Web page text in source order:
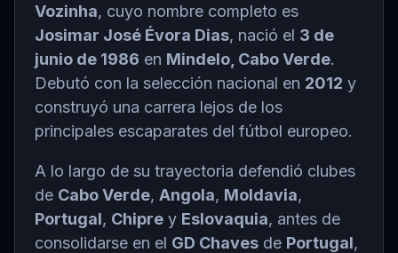
Vozinha, cuyo nombre completo es
Josimar José Évora Dias, nació el 3 de
junio de 1986 en Mindelo, Cabo Verde.
Debutó con la selección nacional en 2012 y
construyó una carrera lejos de los
principales escaparates del fútbol europeo.
A lo largo de su trayectoria defendió clubes
de Cabo Verde, Angola, Moldavia,
Portugal, Chipre y Eslovaquia, antes de
consolidarse en el GD Chaves de Portugal,